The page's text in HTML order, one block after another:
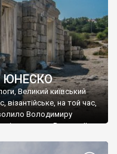
ЮНЕСКО
Великий київський
на той час,
Володимиру
імператору Василю ІІ, та
Василем-християнином.